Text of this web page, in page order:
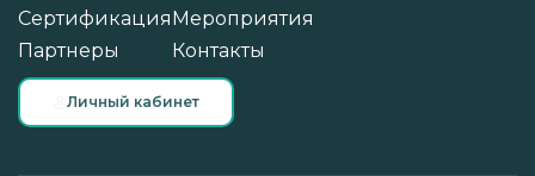
Сертификация
Партнеры
Мероприятия
Контакты
Личный кабинет